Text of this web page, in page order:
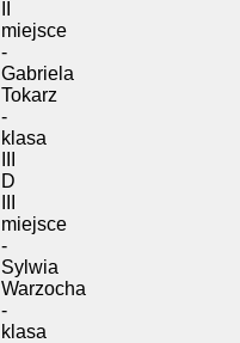
miejsce
-
Gabriela
Tokarz
-
klasa
D
miejsce
-
Sylwia
Warzocha
-
klasa